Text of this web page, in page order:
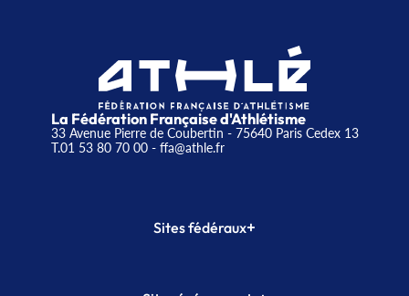
La Fédération Française d'Athlétisme
33 Avenue Pierre de Coubertin - 75640 Paris Cedex 13
T.01 53 80 70 00- ffa@athle.fr
Sites fédéraux+